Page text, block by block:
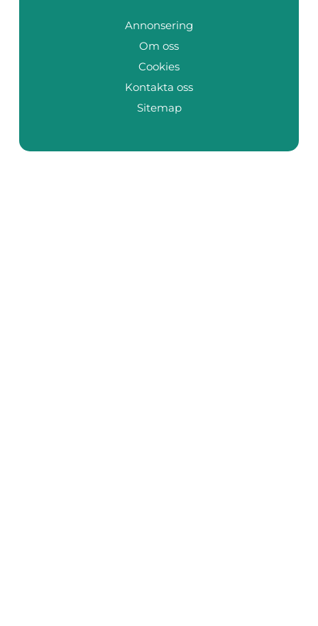
Annonsering
Om oss
Cookies
Kontakta oss
Sitemap